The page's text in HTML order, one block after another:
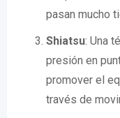
pasan mucho
Shiatsu: Una
presión en
promover el
través de